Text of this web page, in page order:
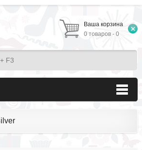
Ваша корзина
0 товаров - 0